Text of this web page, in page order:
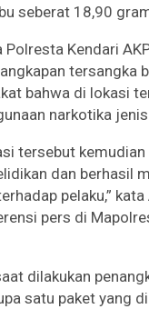
seberat 18,90
Kendari
tersangka
bahwa di lokasi
narkotika
tersebut
dan berhasil
pelaku,”
pers di
dilakukan
satu paket yang